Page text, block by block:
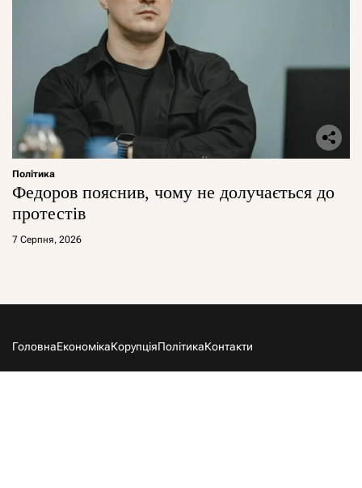
Політика
Федоров пояснив, чому не долучається до
протестів
7 Серпня, 2026
ГоловнаЕкономікаКорупціяПолітикаКонтакти